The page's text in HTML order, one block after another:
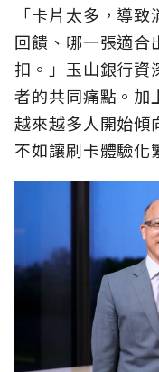
「卡片太多，導
回饋、哪一張適合
扣。」玉山銀行資
者的共同痛點。加
越來越多人開始傾
不如讓刷卡體驗化